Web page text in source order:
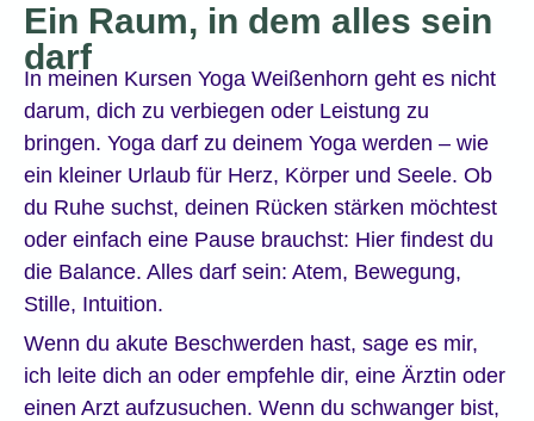
Ein Raum, in dem alles sein
darf
In meinen Kursen Yoga Weißenhorn geht es nicht
darum, dich zu verbiegen oder Leistung zu
bringen. Yoga darf zu deinem Yoga werden – wie
ein kleiner Urlaub für Herz, Körper und Seele. Ob
du Ruhe suchst, deinen Rücken stärken möchtest
oder einfach eine Pause brauchst: Hier findest du
die Balance. Alles darf sein: Atem, Bewegung,
Stille, Intuition.
Wenn du akute Beschwerden hast, sage es mir,
ich leite dich an oder empfehle dir, eine Ärztin oder
einen Arzt aufzusuchen. Wenn du schwanger bist,